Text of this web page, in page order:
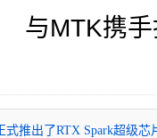
与MTK携
推出了RTX Spark超级芯